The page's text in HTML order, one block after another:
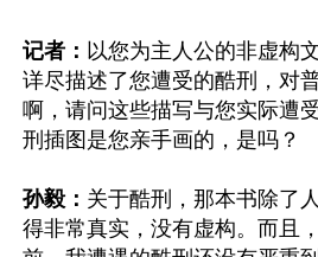
记者： 以您为主人公的非虚构
详尽描述了您遭受的酷刑，对
啊，请问这些描写与您实际遭
刑插图是您亲手画的，是吗？
孙毅： 关于酷刑，那本书除了
得非常真实，没有虚构。而且